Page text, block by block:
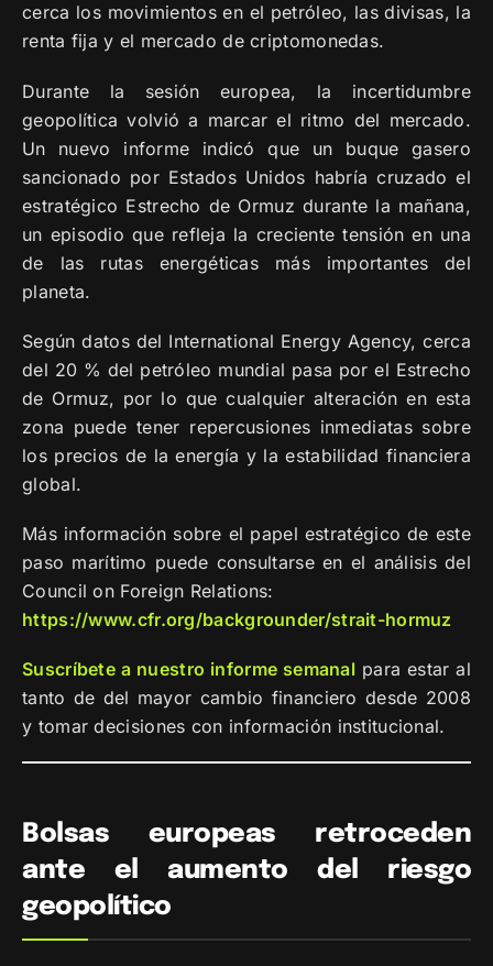
cerca los movimientos en el petróleo, las divisas, la
renta fija y el mercado de criptomonedas.
Durante la sesión europea, la incertidumbre
geopolítica volvió a marcar el ritmo del mercado.
Un nuevo informe indicó que un buque gasero
sancionado por Estados Unidos habría cruzado el
estratégico Estrecho de Ormuz durante la mañana,
un episodio que refleja la creciente tensión en una
de las rutas energéticas más importantes del
planeta.
Según datos del International Energy Agency, cerca
del 20 % del petróleo mundial pasa por el Estrecho
de Ormuz, por lo que cualquier alteración en esta
zona puede tener repercusiones inmediatas sobre
los precios de la energía y la estabilidad financiera
global.
Más información sobre el papel estratégico de este
paso marítimo puede consultarse en el análisis del
Council on Foreign Relations:
https://www.cfr.org/backgrounder/strait-hormuz
Suscríbete a nuestro informe semanal para estar al
tanto de del mayor cambio financiero desde 2008
y tomar decisiones con información institucional.
Bolsas europeas retroceden
ante el aumento del riesgo
geopolítico